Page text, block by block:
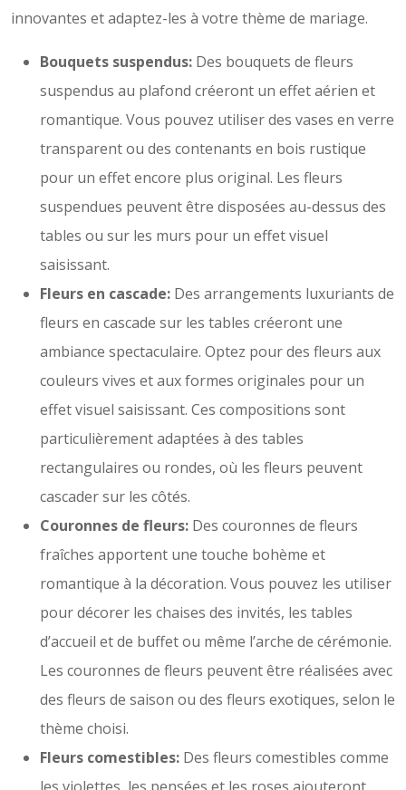
innovantes et adaptez-les à votre thème de mariage.
Bouquets suspendus: Des bouquets de fleurs
suspendus au plafond créeront un effet aérien et
romantique. Vous pouvez utiliser des vases en verre
transparent ou des contenants en bois rustique
pour un effet encore plus original. Les fleurs
suspendues peuvent être disposées au-dessus des
tables ou sur les murs pour un effet visuel
saisissant.
Fleurs en cascade: Des arrangements luxuriants de
fleurs en cascade sur les tables créeront une
ambiance spectaculaire. Optez pour des fleurs aux
couleurs vives et aux formes originales pour un
effet visuel saisissant. Ces compositions sont
particulièrement adaptées à des tables
rectangulaires ou rondes, où les fleurs peuvent
cascader sur les côtés.
Couronnes de fleurs: Des couronnes de fleurs
fraîches apportent une touche bohème et
romantique à la décoration. Vous pouvez les utiliser
pour décorer les chaises des invités, les tables
d’accueil et de buffet ou même l’arche de cérémonie.
Les couronnes de fleurs peuvent être réalisées avec
des fleurs de saison ou des fleurs exotiques, selon le
thème choisi.
Fleurs comestibles: Des fleurs comestibles comme